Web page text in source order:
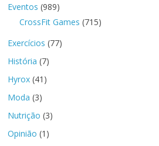
Eventos (989)
CrossFit Games (715)
Exercícios (77)
História (7)
Hyrox (41)
Moda (3)
Nutrição (3)
Opinião (1)